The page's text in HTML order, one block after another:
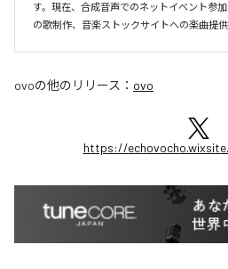
す。現在、合成音声でのネットイベント参
の歌制作、音楽ストックサイトへの楽曲提
ovoの他のリリース： ovo
https://